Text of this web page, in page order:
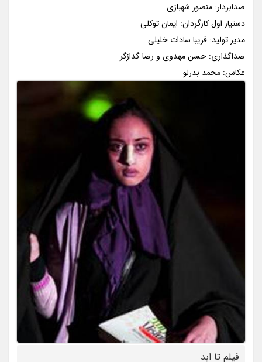
صدابردار: منصور شهبازی
دستیار اول کارگردان: ایمان توکلی
مدیر تولید: فریبا سادات خلیلی
صداگذاری: حسن مهدوی و رضا گدازگر
عکاس: محمد بدرلو
فیلم تا ابد